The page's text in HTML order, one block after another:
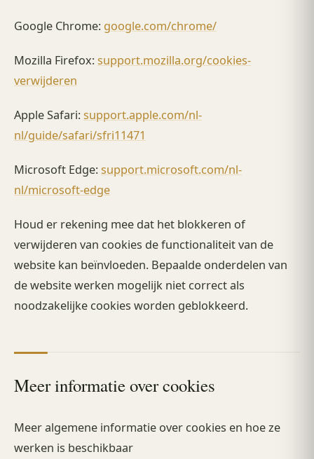
Google Chrome: google.com/chrome/
Mozilla Firefox: support.mozilla.org/cookies-
verwijderen
Apple Safari: support.apple.com/nl-
nl/guide/safari/sfri11471
Microsoft Edge: support.microsoft.com/nl-
nl/microsoft-edge
Houd er rekening mee dat het blokkeren of
verwijderen van cookies de functionaliteit van de
website kan beïnvloeden. Bepaalde onderdelen van
de website werken mogelijk niet correct als
noodzakelijke cookies worden geblokkeerd.
Meer informatie over cookies
Meer algemene informatie over cookies en hoe ze
werken is beschikbaar